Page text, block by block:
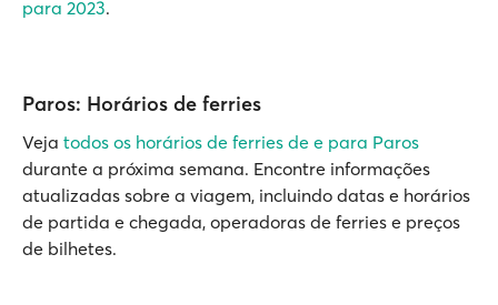
para 2023.
Paros: Horários de ferries
Veja todos os horários de ferries de e para Paros
durante a próxima semana. Encontre informações
atualizadas sobre a viagem, incluindo datas e horários
de partida e chegada, operadoras de ferries e preços
de bilhetes.